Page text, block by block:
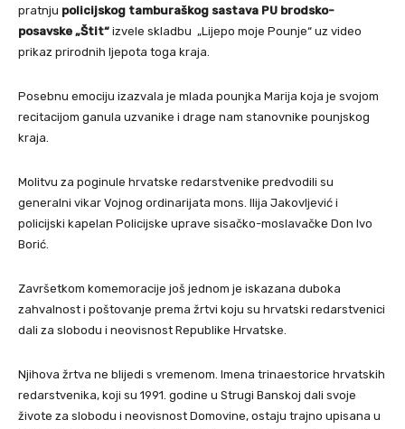
pratnju policijskog tamburaškog sastava PU brodsko-
posavske „Štit“ izvele skladbu „Lijepo moje Pounje“ uz video
prikaz prirodnih ljepota toga kraja.
Posebnu emociju izazvala je mlada pounjka Marija koja je svojom
recitacijom ganula uzvanike i drage nam stanovnike pounjskog
kraja.
Molitvu za poginule hrvatske redarstvenike predvodili su
generalni vikar Vojnog ordinarijata mons. Ilija Jakovljević i
policijski kapelan Policijske uprave sisačko-moslavačke Don Ivo
Borić.
Završetkom komemoracije još jednom je iskazana duboka
zahvalnost i poštovanje prema žrtvi koju su hrvatski redarstvenici
dali za slobodu i neovisnost Republike Hrvatske.
Njihova žrtva ne blijedi s vremenom. Imena trinaestorice hrvatskih
redarstvenika, koji su 1991. godine u Strugi Banskoj dali svoje
živote za slobodu i neovisnost Domovine, ostaju trajno upisana u